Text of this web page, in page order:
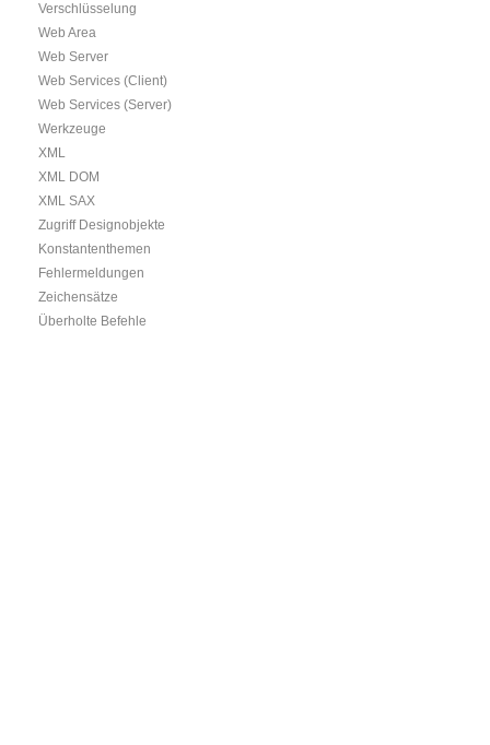
Verschlüsselung
Web Area
Web Server
Web Services (Client)
Web Services (Server)
Werkzeuge
XML
XML DOM
XML SAX
Zugriff Designobjekte
Konstantenthemen
Fehlermeldungen
Zeichensätze
Überholte Befehle